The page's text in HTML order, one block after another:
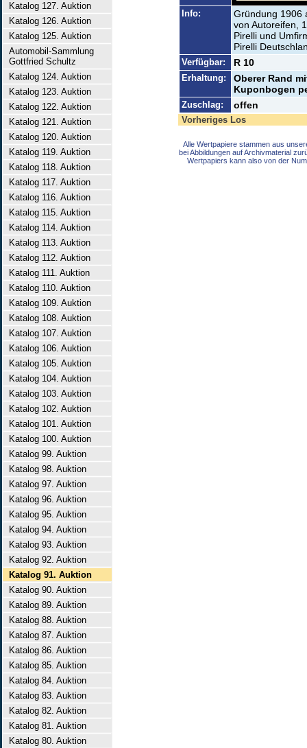
Katalog 127. Auktion
Katalog 126. Auktion
Katalog 125. Auktion
Automobil-Sammlung
Gottfried Schultz
Katalog 124. Auktion
Katalog 123. Auktion
Katalog 122. Auktion
Katalog 121. Auktion
Katalog 120. Auktion
Katalog 119. Auktion
Katalog 118. Auktion
Katalog 117. Auktion
Katalog 116. Auktion
Katalog 115. Auktion
Katalog 114. Auktion
Katalog 113. Auktion
Katalog 112. Auktion
Katalog 111. Auktion
Katalog 110. Auktion
Katalog 109. Auktion
Katalog 108. Auktion
Katalog 107. Auktion
Katalog 106. Auktion
Katalog 105. Auktion
Katalog 104. Auktion
Katalog 103. Auktion
Katalog 102. Auktion
Katalog 101. Auktion
Katalog 100. Auktion
Katalog 99. Auktion
Katalog 98. Auktion
Katalog 97. Auktion
Katalog 96. Auktion
Katalog 95. Auktion
Katalog 94. Auktion
Katalog 93. Auktion
Katalog 92. Auktion
Katalog 91. Auktion
Katalog 90. Auktion
Katalog 89. Auktion
Katalog 88. Auktion
Katalog 87. Auktion
Katalog 86. Auktion
Katalog 85. Auktion
Katalog 84. Auktion
Katalog 83. Auktion
Katalog 82. Auktion
Katalog 81. Auktion
Katalog 80. Auktion
Info:
Gründung 1906
von Autoreifen,
Pirelli und
Pirelli
Verfügbar: R 10
Erhaltung:
Oberer Rand
Kuponbogen
Zuschlag: offen
Vorheriges Los
Alle Wertpapiere stammen aus
bei Abbildungen auf Archivmaterial
Wertpapiers kann also von der